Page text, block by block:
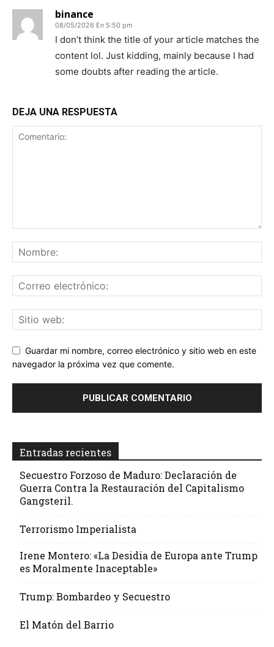
binance
08/05/2026 En 5:50 pm
I don’t think the title of your article matches the
content lol. Just kidding, mainly because I had
some doubts after reading the article.
DEJA UNA RESPUESTA
Guardar mi nombre, correo electrónico y sitio web en este
navegador la próxima vez que comente.
Entradas recientes
Secuestro Forzoso de Maduro: Declaración de
Guerra Contra la Restauración del Capitalismo
Gangsteril.
Terrorismo Imperialista
Irene Montero: «La Desidia de Europa ante Trump
es Moralmente Inaceptable»
Trump: Bombardeo y Secuestro
El Matón del Barrio